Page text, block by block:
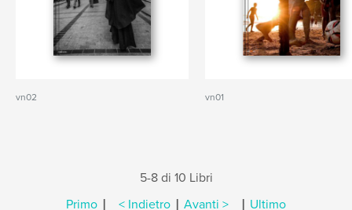
vn02 vn01
5-8 di 10 Libri
Primo | < Indietro | Avanti > | Ultimo